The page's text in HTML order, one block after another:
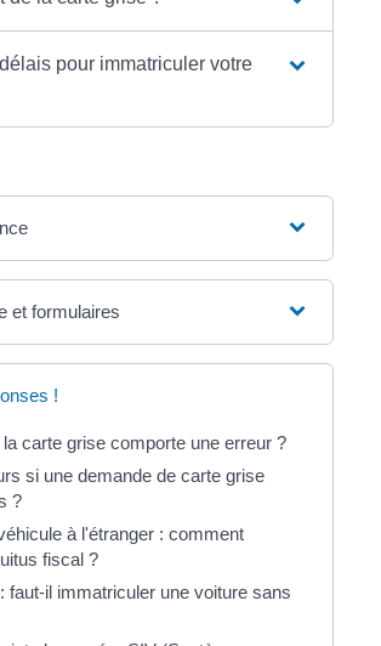
pour immatriculer votre
et formulaires
!
carte grise comporte une erreur ?
si une demande de carte grise
?
à l'étranger : comment
fiscal ?
faut-il immatriculer une voiture sans